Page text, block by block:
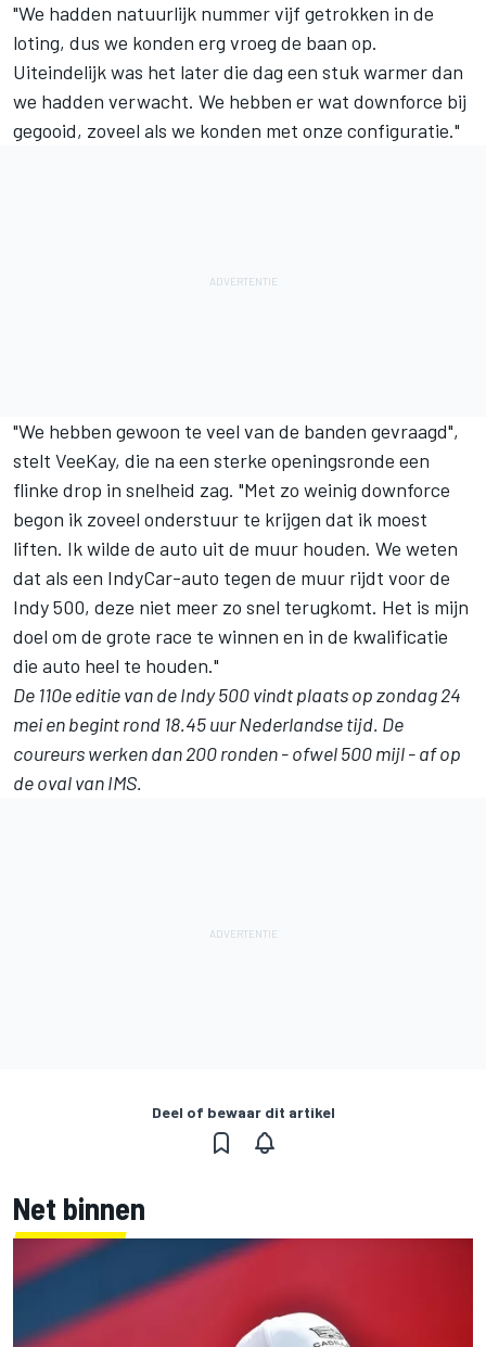
"We hadden natuurlijk nummer vijf getrokken in de
loting, dus we konden erg vroeg de baan op.
Uiteindelijk was het later die dag een stuk warmer dan
we hadden verwacht. We hebben er wat downforce bij
gegooid, zoveel als we konden met onze configuratie."
"We hebben gewoon te veel van de banden gevraagd",
stelt VeeKay, die na een sterke openingsronde een
flinke drop in snelheid zag. "Met zo weinig downforce
begon ik zoveel onderstuur te krijgen dat ik moest
liften. Ik wilde de auto uit de muur houden. We weten
dat als een IndyCar-auto tegen de muur rijdt voor de
Indy 500, deze niet meer zo snel terugkomt. Het is mijn
doel om de grote race te winnen en in de kwalificatie
die auto heel te houden."
De 110e editie van de Indy 500 vindt plaats op zondag 24
mei en begint rond 18.45 uur Nederlandse tijd. De
coureurs werken dan 200 ronden - ofwel 500 mijl - af op
de oval van IMS.
Deel of bewaar dit artikel
Net binnen